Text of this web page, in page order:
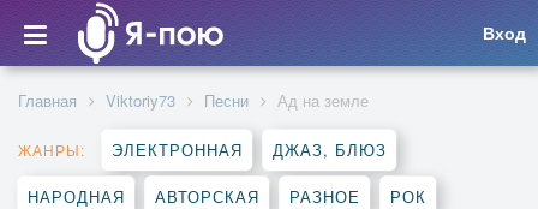
Вход
Главная Viktoriy73 Песни Ад на земле
ЖАНРЫ: ЭЛЕКТРОННАЯ ДЖАЗ, БЛЮЗ
НАРОДНАЯ АВТОРСКАЯ РАЗНОЕ РОК